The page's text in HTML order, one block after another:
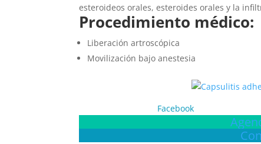
esteroideos orales, esteroides orales y la
Procedimiento médico:
Liberación artroscópica
Movilización bajo anestesia
Facebook